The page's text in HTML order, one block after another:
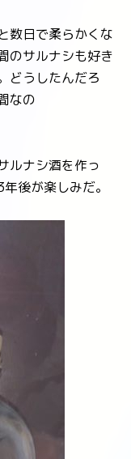
数日で柔らかくな
のサルナシも好き
どうしたんだろ
なの
ルナシ酒を作っ
後が楽しみだ。